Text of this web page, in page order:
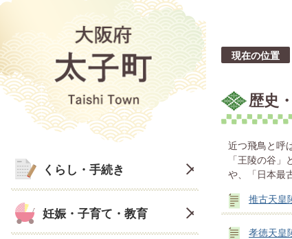
くらし・手続き
妊娠・子育て・教育
現在の位置
歴史
近つ飛鳥と呼
「王陵の谷
や、「日本最
推古天皇
孝徳天皇